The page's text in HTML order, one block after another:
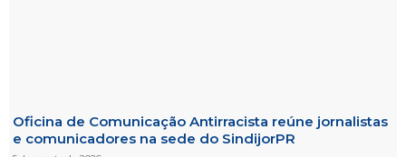
Oficina de Comunicação Antirracista reúne jornalistas
e comunicadores na sede do SindijorPR